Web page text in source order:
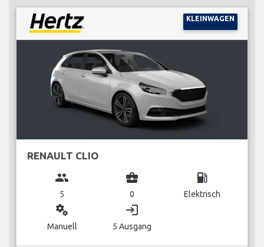
KLEINWAGEN
RENAULT CLIO
group
5
business_center
0
local_gas_station
Elektrisch
miscellaneous_services
Manuell
login
5 Ausgang